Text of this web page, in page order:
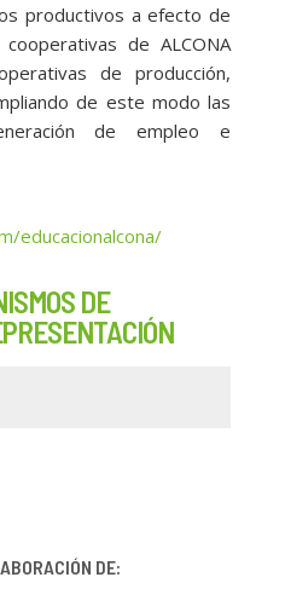
productivos a efecto de
de ALCONA
de producción,
de este modo las
de empleo e
educacionalcona/
DE
DE: